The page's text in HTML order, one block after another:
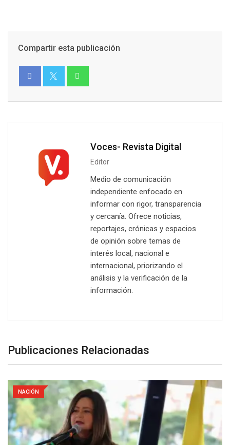
Compartir esta publicación
Voces- Revista Digital
Editor
Medio de comunicación
independiente enfocado en
informar con rigor, transparencia
y cercanía. Ofrece noticias,
reportajes, crónicas y espacios
de opinión sobre temas de
interés local, nacional e
internacional, priorizando el
análisis y la verificación de la
información.
Publicaciones Relacionadas
NACIÓN